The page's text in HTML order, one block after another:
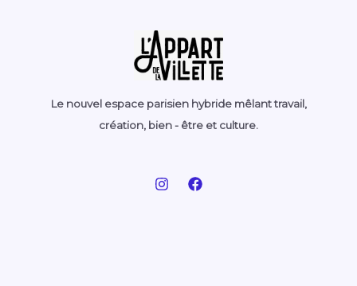
Le nouvel espace parisien hybride mêlant travail,
création, bien - être et culture.